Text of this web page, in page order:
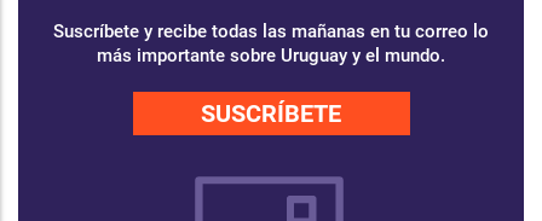
Suscríbete y recibe todas las mañanas en tu correo lo
más importante sobre Uruguay y el mundo.
SUSCRÍBETE